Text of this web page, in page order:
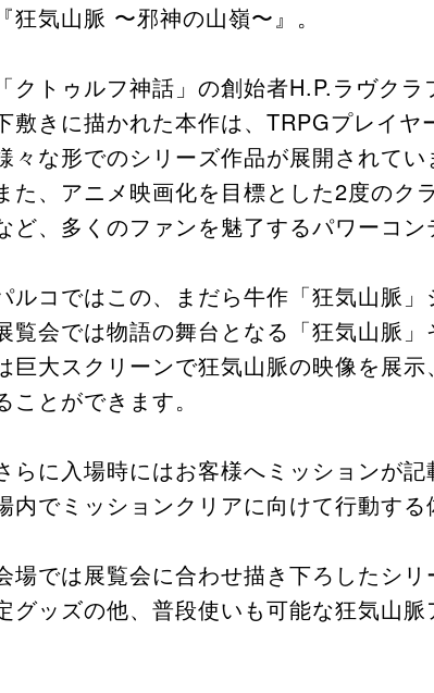
『狂気山脈 〜邪神の山嶺〜』。
「クトゥルフ神話」の創始者H.P.ラヴク
敷きに描かれた本作は、TRPGプレイ
々な形でのシリーズ作品が展開されてい
た、アニメ映画化を目標とした2度のク
ど、多くのファンを魅了するパワーコン
ルコではこの、まだら牛作「狂気山脈
覧会では物語の舞台となる「狂気山脈
巨大スクリーンで狂気山脈の映像を展
ことができます。
らに入場時にはお客様へミッションが
内でミッションクリアに向けて行動する
場では展覧会に合わせ描き下ろしたシ
グッズの他、普段使いも可能な狂気山